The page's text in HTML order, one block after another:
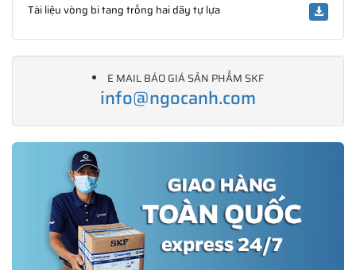
Tài liệu vòng bi tang trống hai dãy tự lựa
E MAIL BÁO GIÁ SẢN PHẨM SKF
info@ngocanh.com